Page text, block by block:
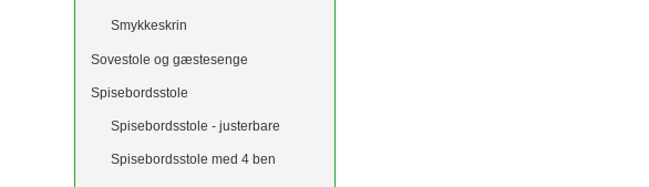
Smykkeskrin
Sovestole og gæstesenge
Spisebordsstole
Spisebordsstole - justerbare
Spisebordsstole med 4 ben